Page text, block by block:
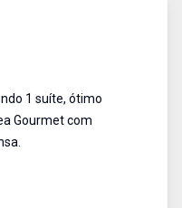
1 suíte, ótimo
Gourmet com